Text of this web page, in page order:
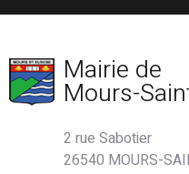
Mairie de
Mours-
2 rue Sabotier
26540 MOURS-